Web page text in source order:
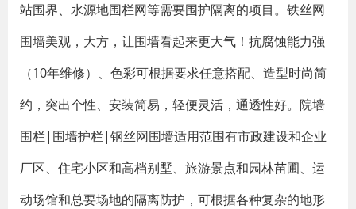
站围界、水源地围栏网等需要围护隔离的项目。铁丝网
围墙美观，大方，让围墙看起来更大气！抗腐蚀能力强
（10年维修）、色彩可根据要求任意搭配、造型时尚简
约，突出个性、安装简易，轻便灵活，通透性好。院墙
围栏|围墙护栏|钢丝网围墙适用范围有市政建设和企业
厂区、住宅小区和高档别墅、旅游景点和园林苗圃、运
动场馆和总要场地的隔离防护，可根据各种复杂的地形